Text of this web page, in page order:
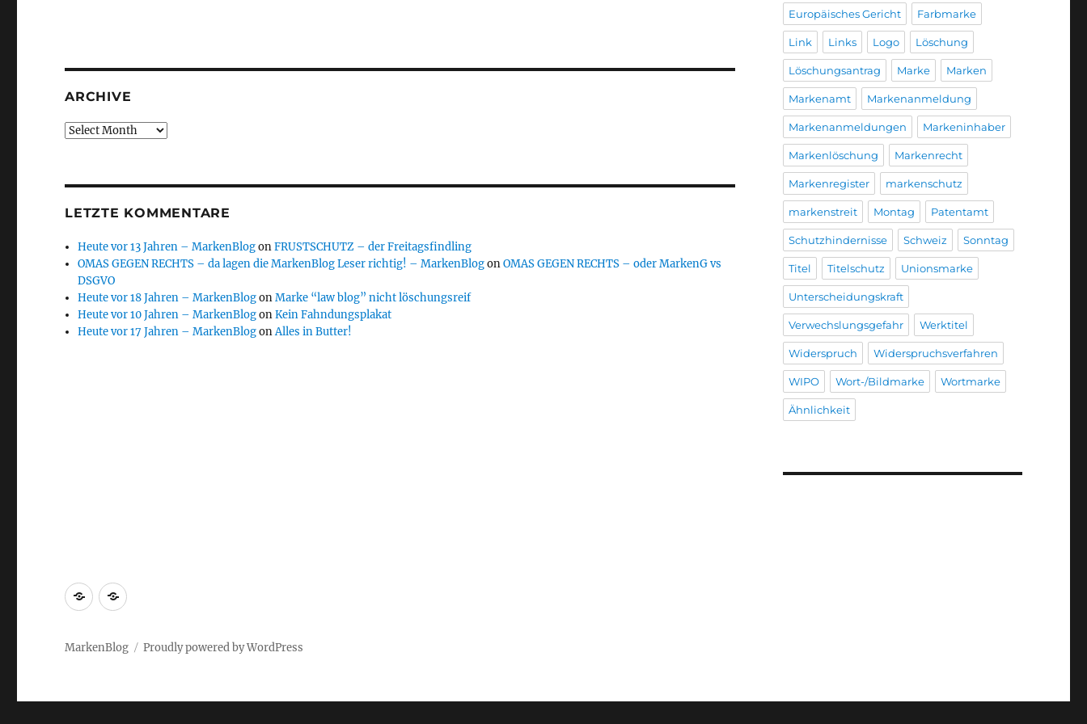
ARCHIVE
Archive
LETZTE KOMMENTARE
Heute vor 13 Jahren – MarkenBlogonFRUSTSCHUTZ – der Freitagsfindling
OMAS GEGEN RECHTS – da lagen die MarkenBlog Leser richtig! – MarkenBlogonOMAS GEGEN RECHTS – oder MarkenG vs
DSGVO
Heute vor 18 Jahren – MarkenBlogonMarke “law blog” nicht löschungsreif
Heute vor 10 Jahren – MarkenBlogonKein Fahndungsplakat
Heute vor 17 Jahren – MarkenBlogonAlles in Butter!
Europäisches Gericht Farbmarke
Link Links Logo Löschung
Löschungsantrag Marke Marken
Markenamt Markenanmeldung
Markenanmeldungen Markeninhaber
Markenlöschung Markenrecht
Markenregister markenschutz
markenstreit Montag Patentamt
Schutzhindernisse Schweiz Sonntag
Titel Titelschutz Unionsmarke
Unterscheidungskraft
Verwechslungsgefahr Werktitel
Widerspruch Widerspruchsverfahren
WIPO Wort-/Bildmarke Wortmarke
Ähnlichkeit
Markenrecherche
Gastbeiträge
MarkenBlog Proudly powered by WordPress